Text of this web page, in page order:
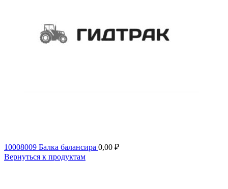
10008009 Балка балансира 0,00 ₽
Вернуться к продуктам